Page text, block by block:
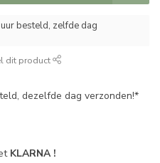
besteld, zelfde dag
dit product
dezelfde dag verzonden!*
KLARNA !